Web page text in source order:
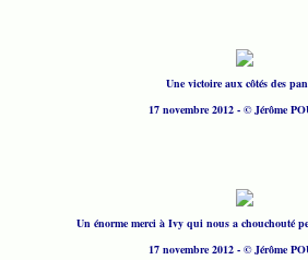
Une victoire aux côtés des
17 novembre 2012 - © Jérôme
Un énorme merci à Ivy qui nous a chouchouté
17 novembre 2012 - © Jérôme